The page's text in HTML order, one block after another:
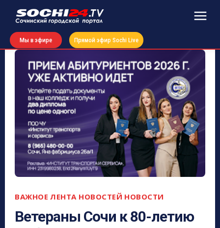
Мы в эфире Прямой эфир Sochi Live
ВАЖНОЕ ЛЕНТА НОВОСТЕЙ НОВОСТИ
Ветераны Сочи к 80-летию